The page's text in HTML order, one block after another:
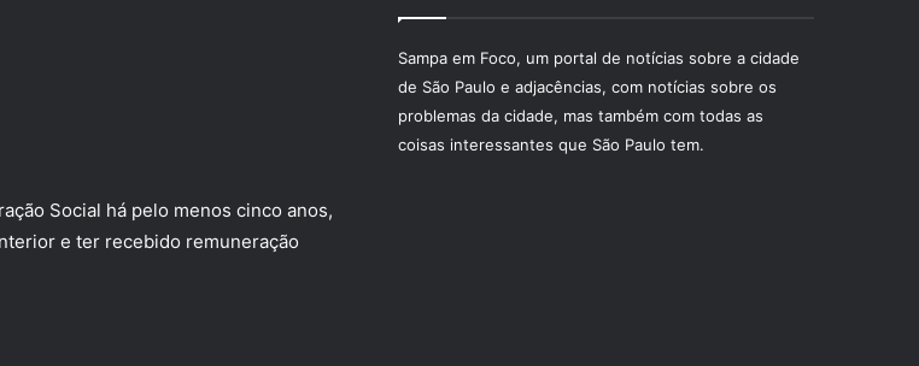
Social há pelo menos cinco anos,
e ter recebido remuneração
Sampa em Foco, um portal de notícias sobre a cidade
de São Paulo e adjacências, com notícias sobre os
problemas da cidade, mas também com todas as
coisas interessantes que São Paulo tem.